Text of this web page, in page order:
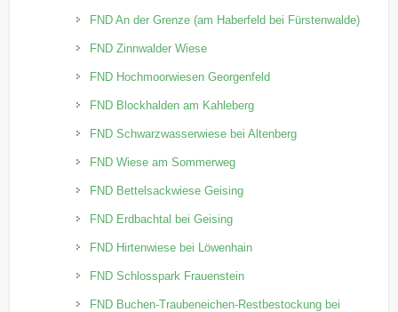
FND An der Grenze (am Haberfeld bei Fürstenwalde)
FND Zinnwalder Wiese
FND Hochmoorwiesen Georgenfeld
FND Blockhalden am Kahleberg
FND Schwarzwasserwiese bei Altenberg
FND Wiese am Sommerweg
FND Bettelsackwiese Geising
FND Erdbachtal bei Geising
FND Hirtenwiese bei Löwenhain
FND Schlosspark Frauenstein
FND Buchen-Traubeneichen-Restbestockung bei